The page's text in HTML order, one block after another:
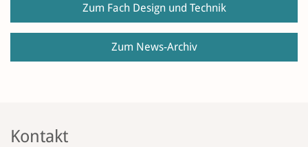
Zum Fach Design und Technik
Zum News-Archiv
Kontakt